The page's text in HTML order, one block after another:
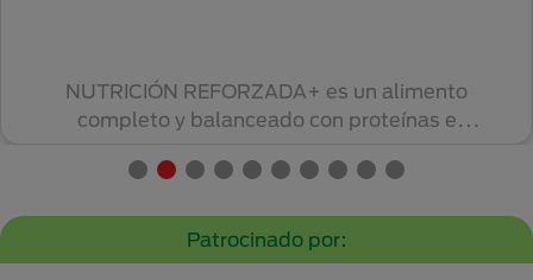
NUTRICIÓN REFORZADA+ es un alimento
completo y balanceado con proteínas e
Patrocinado por: